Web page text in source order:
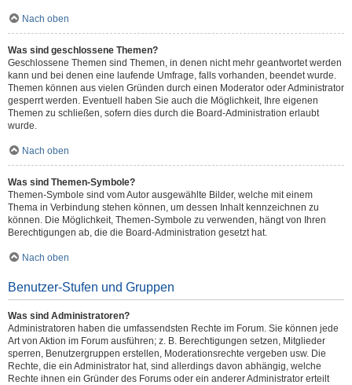
Nach oben
Was sind geschlossene Themen?
Geschlossene Themen sind Themen, in denen nicht mehr geantwortet werden
kann und bei denen eine laufende Umfrage, falls vorhanden, beendet wurde.
Themen können aus vielen Gründen durch einen Moderator oder Administrator
gesperrt werden. Eventuell haben Sie auch die Möglichkeit, Ihre eigenen
Themen zu schließen, sofern dies durch die Board-Administration erlaubt
wurde.
Nach oben
Was sind Themen-Symbole?
Themen-Symbole sind vom Autor ausgewählte Bilder, welche mit einem
Thema in Verbindung stehen können, um dessen Inhalt kennzeichnen zu
können. Die Möglichkeit, Themen-Symbole zu verwenden, hängt von Ihren
Berechtigungen ab, die die Board-Administration gesetzt hat.
Nach oben
Benutzer-Stufen und Gruppen
Was sind Administratoren?
Administratoren haben die umfassendsten Rechte im Forum. Sie können jede
Art von Aktion im Forum ausführen; z. B. Berechtigungen setzen, Mitglieder
sperren, Benutzergruppen erstellen, Moderationsrechte vergeben usw. Die
Rechte, die ein Administrator hat, sind allerdings davon abhängig, welche
Rechte ihnen ein Gründer des Forums oder ein anderer Administrator erteilt